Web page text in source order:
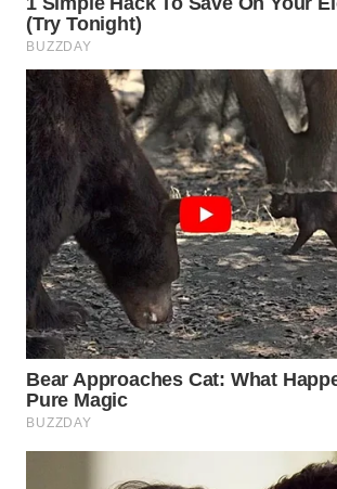
UTARA
WN
SAMOSIR
WN
PADANG
LAWAS
WN
SUMEDANG
WN
CIANJUR
WN